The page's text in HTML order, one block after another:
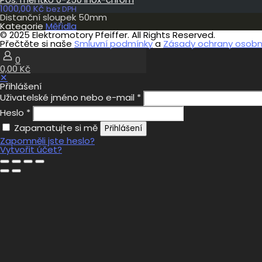
1000,00 Kč bez DPH
Distanční sloupek 50mm
Kategorie Měřidla
© 2025 Elektromotory Pfeiffer. All Rights Reserved.
Přečtěte si naše Smluvní podmínkya Zásady ochrany
0
0,00 Kč
✕
Přihlášení
Uživatelské jméno nebo e-mail *
Heslo *
Zapamatujte si mě
Přihlášení
Zapomněli jste heslo?
Vytvořit účet?